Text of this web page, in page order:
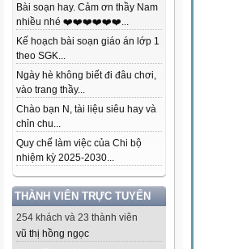
Bài soạn hay. Cảm ơn thầy Nam
nhiều nhé ❤️❤️❤️❤️❤️❤️...
Kế hoạch bài soạn giáo án lớp 1
theo SGK...
Ngày hè không biết đi đâu chơi,
vào trang thầy...
Chào bạn N, tài liệu siêu hay và
chỉn chu...
Quy chế làm việc của Chi bộ
nhiệm kỳ 2025-2030...
THÀNH VIÊN TRỰC TUYẾN
254 khách và 23 thành viên
vũ thị hồng ngọc